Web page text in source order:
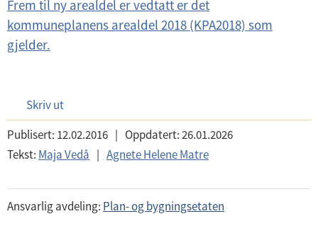
Frem til ny arealdel er vedtatt er det
kommuneplanens arealdel 2018 (KPA2018) som
gjelder.
Skriv ut
Publisert: 12.02.2016 | Oppdatert:26.01.2026
Tekst: Maja Vedå | Agnete Helene Matre
Ansvarlig avdeling: Plan- og bygningsetaten